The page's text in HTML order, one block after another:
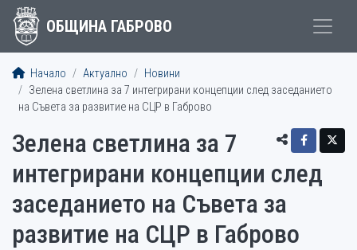
ОБЩИНА ГАБРОВО
Начало Актуално
Новини
Зелена светлина за 7 интегрирани концепции след заседанието
на Съвета за развитие на СЦР в Габрово
Зелена светлина за 7
интегрирани концепции след
заседанието на Съвета за
развитие на СЦР в Габрово